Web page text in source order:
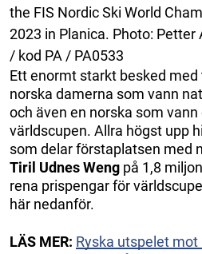
the FIS Nordic Ski World
2023 in Planica. Photo: Petter
/ kod PA / PA0533
Ett enormt starkt besked
norska damerna som vann
och även en norska som
världscupen. Allra högst upp
som delar förstaplatsen med
Tiril Udnes Weng på 1,8
rena prispengar för
här nedanför.
LÄS MER: Ryska utspelet